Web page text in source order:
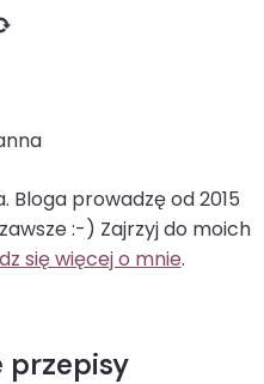
Bloga prowadzę od 2015
:-) Zajrzyj do moich
się więcej o mnie.
przepisy